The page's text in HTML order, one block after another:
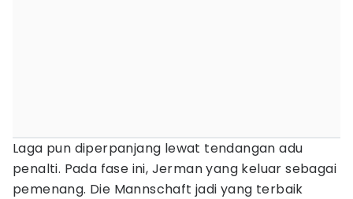
Laga pun diperpanjang lewat tendangan adu
penalti. Pada fase ini, Jerman yang keluar sebagai
pemenang. Die Mannschaft jadi yang terbaik